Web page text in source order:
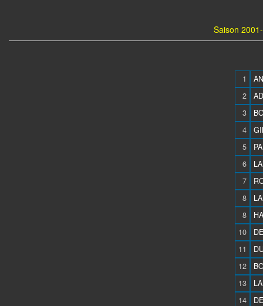
Saison
1
2
3
4
5
6
7
8
8
10
11
12
13
14